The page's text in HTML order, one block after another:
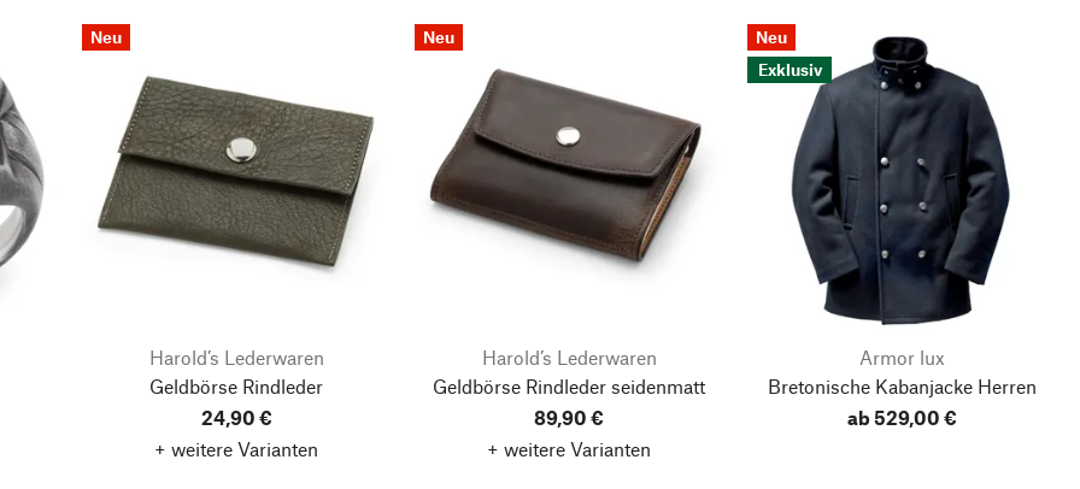
Neu
Harold’s Lederwaren
Geldbörse Rindleder
24,90 €
+ weitere Varianten
Neu
Harold’s Lederwaren
Geldbörse Rindleder seidenmatt
89,90 €
+ weitere Varianten
Neu
Exklusiv
Armor lux
Bretonische Kabanjacke Herren
ab 529,00 €